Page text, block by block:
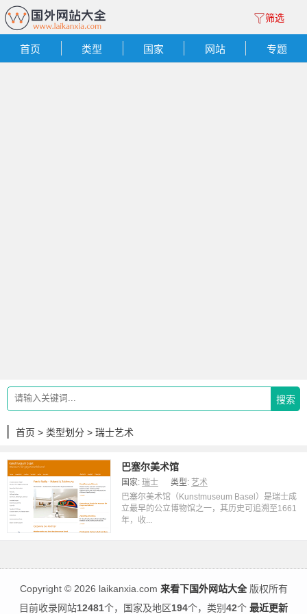
筛选
首页 类型 国家 网站 专题
搜索
首页 > 类型划分 > 瑞士艺术
巴塞尔美术馆
国家: 瑞士 类型: 艺术
巴塞尔美术馆（Kunstmuseum Basel）是瑞士成
立最早的公立博物馆之一，其历史可追溯至1661
年，收...
Copyright ©2026 laikanxia.com 来看下国外网站大全版权所有
目前收录网站12481个，国家及地区194个，类别 42个 最近更新